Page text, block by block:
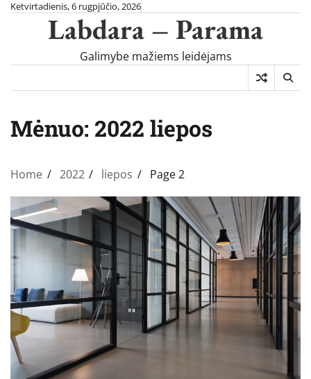
SkipKetvirtadienis, 6 rugpjūčio, 2026
Labdara – Parama
Galimybe mažiems leidėjams
Mėnuo: 2022 liepos
Home 2022 liepos Page 2